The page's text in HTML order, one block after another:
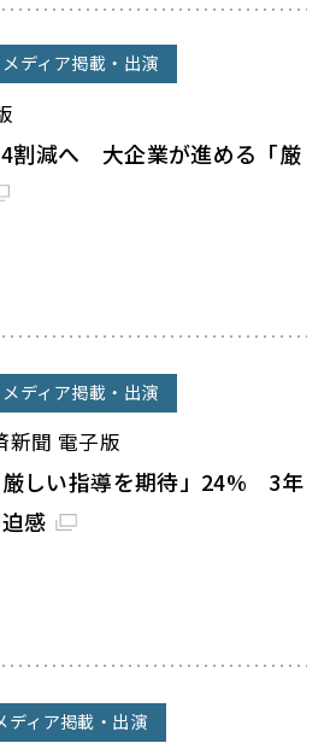
メディア掲載・出演
割減へ 大企業が進める「厳
メディア掲載・出演
新聞 電子版
しい指導を期待」24% 3年
感
ディア掲載・出演